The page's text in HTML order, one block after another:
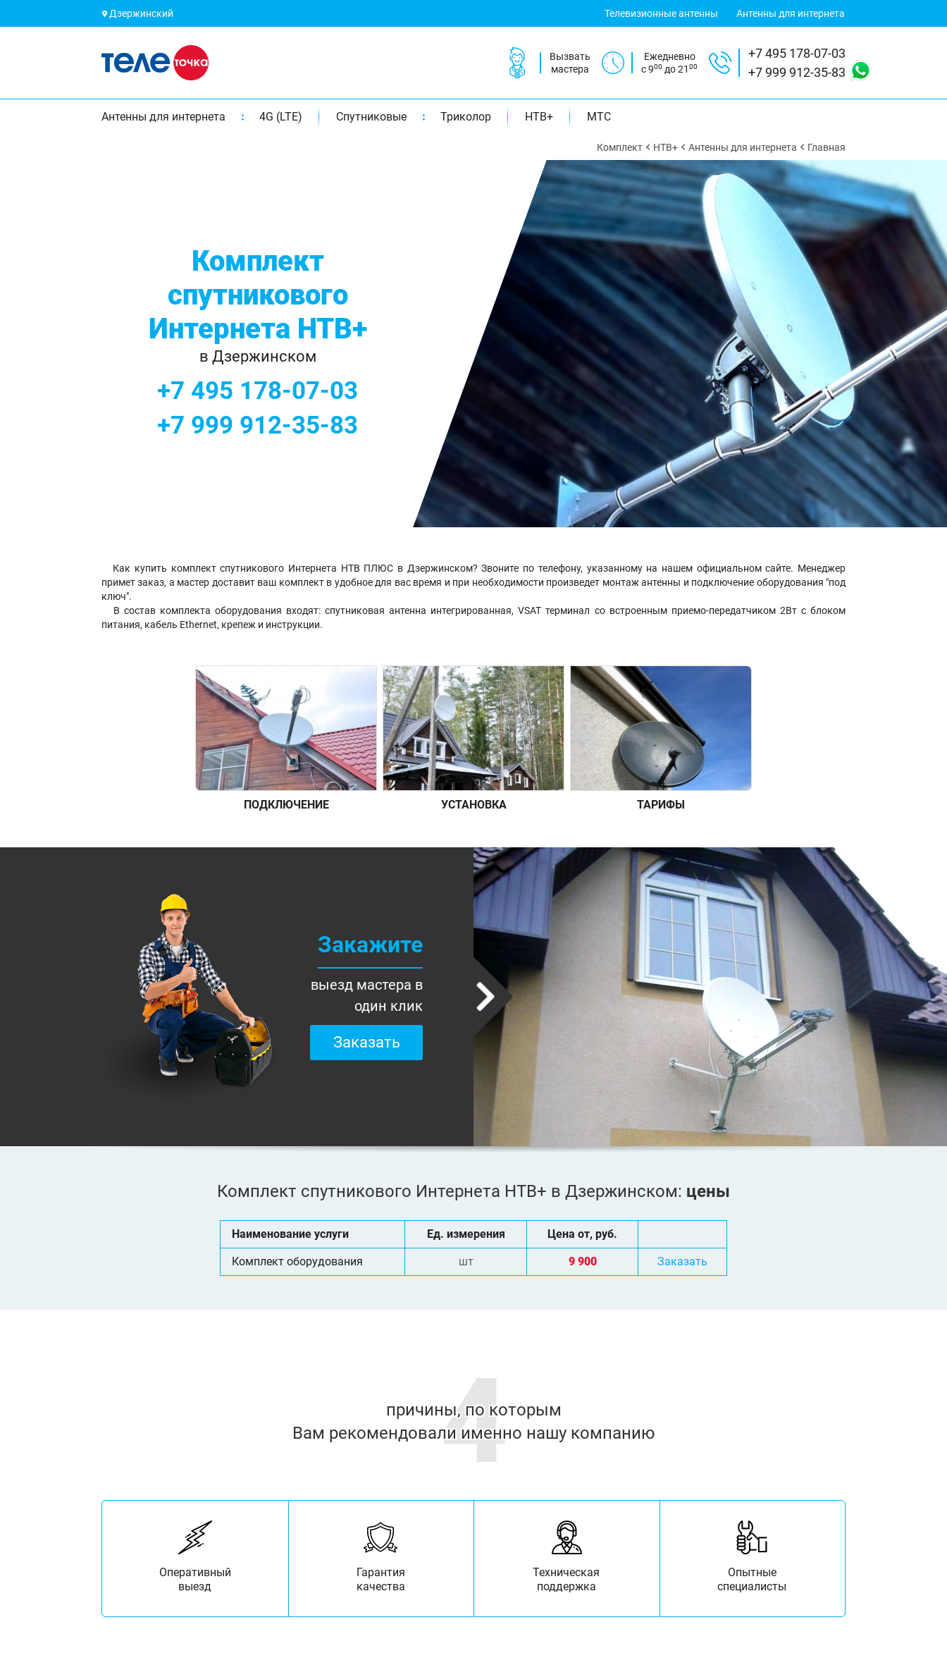
Дзержинский Телевизионные антенны Антенны для интернета
Вызвать
мастера
Ежедневно
с 900 до 21 00
+7 495 178-07-03
+7 999 912-35-83
Антенны для интернета 4G (LTE) Спутниковые Триколор НТВ+ МТС
Комплект НТВ+ Антенны для интернета Главная
Комплект
спутникового
Интернета НТВ+
в Дзержинском
+7 495 178-07-03
+7 999 912-35-83
Как купить комплект спутникового Интернета НТВ ПЛЮС в Дзержинском? Звоните по телефону, указанному на нашем официальном сайте. Менеджер
примет заказ, а мастер доставит ваш комплект в удобное для вас время и при необходимости произведет монтаж антенны и подключение оборудования "под
ключ".
В состав комплекта оборудования входят: спутниковая антенна интегрированная, VSAT терминал со встроенным приемо-передатчиком 2Вт с блоком
питания, кабель Ethernet, крепеж и инструкции.
ПОДКЛЮЧЕНИЕ УСТАНОВКА ТАРИФЫ
Закажите
выезд мастера в
один клик
Заказать
Комплект спутникового Интернета НТВ+ в Дзержинском: цены
Наименование услуги Ед. измерения Цена от, руб.
Комплект оборудования шт 9 900 Заказать
4
причины, по которым
Вам рекомендовали именно нашу компанию
Оперативный
выезд
Гарантия
качества
Техническая
поддержка
Опытные
специалисты